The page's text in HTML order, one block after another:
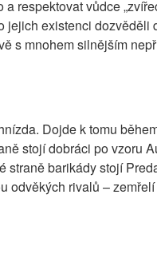
respektovat vůdce
jejich existenci dozvěděli
s mnohem silnějším
Dojde k tomu
stojí dobráci po vzoru
straně barikády stojí
odvěkých rivalů –